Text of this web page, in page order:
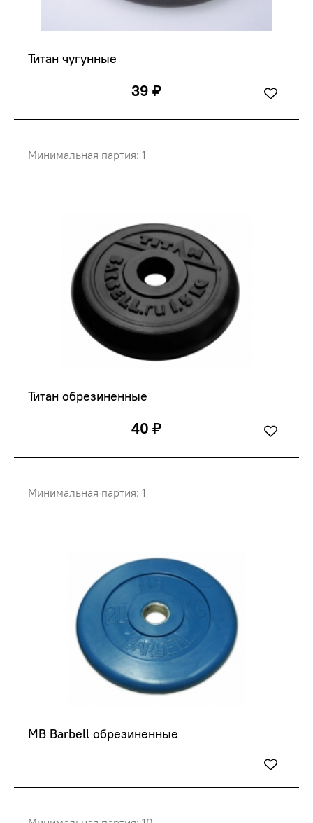
Титан чугунные
39 ₽
Минимальная партия: 1
Титан обрезиненные
40 ₽
Минимальная партия: 1
MB Barbell обрезиненные